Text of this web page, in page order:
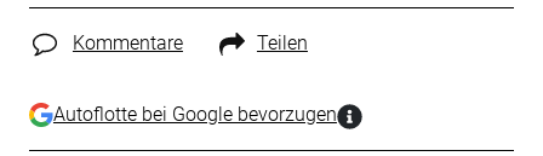
Kommentare Teilen
Autoflotte bei Google bevorzugen